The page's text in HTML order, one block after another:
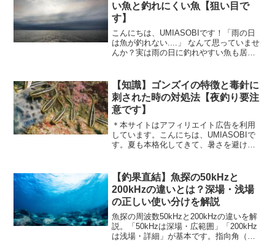
い魚と釣れにくい魚【狙い目で
す】
こんにちは、UMIASOBIです！「雨の日
は魚が釣れない....」 なんて思っていませ
んか？実は雨の日に釣れやすい魚も居る
くと釣果がアップするかも！？今回は、
雨の日に釣...
【知識】ゴンズイの特徴と毒針に
刺された時の対処法【夜釣り要注
意です】
＊本サイトはアフィリエイト広告を利用
しています。こんにちは、UMIASOBIで
す。夏も本格化してきて、暑さを避ける
『ゴンズイ』見た目は可愛らしい魚です
が、実は毒針を持っ...
【釣果直結】魚探の50kHzと
200kHzの違いとは？深場・浅場
の正しい使い分けを解説
魚探の周波数50kHzと200kHzの違いを解
説。「50kHzは深場・広範囲」「200kHz
は浅場・詳細」が基本です。指向角（探